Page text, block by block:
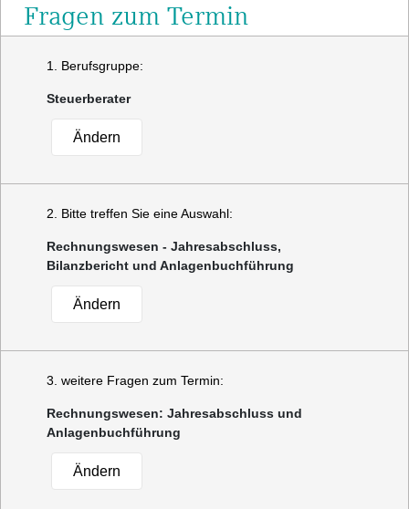
Fragen zum Termin
1. Berufsgruppe:
Steuerberater
Ändern
2. Bitte treffen Sie eine Auswahl:
Rechnungswesen - Jahresabschluss,
Bilanzbericht und Anlagenbuchführung
Ändern
3. weitere Fragen zum Termin:
Rechnungswesen: Jahresabschluss und
Anlagenbuchführung
Ändern